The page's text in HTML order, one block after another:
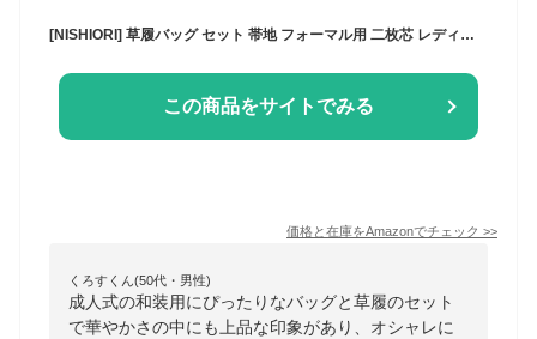
[NISHIORI] 草履バッグ セット 帯地 フォーマル用 二枚芯 レディース 唐草文様 雪輪文様 Sサイズ Freeサイズ LLサイズ 金 銀 2色 3タイプ (WK1G, Free Size)
この商品をサイトでみる
価格と在庫をAmazonでチェック >>
くろすくん(50代・男性)
成人式の和装用にぴったりなバッグと草履のセット
で華やかさの中にも上品な印象があり、オシャレに